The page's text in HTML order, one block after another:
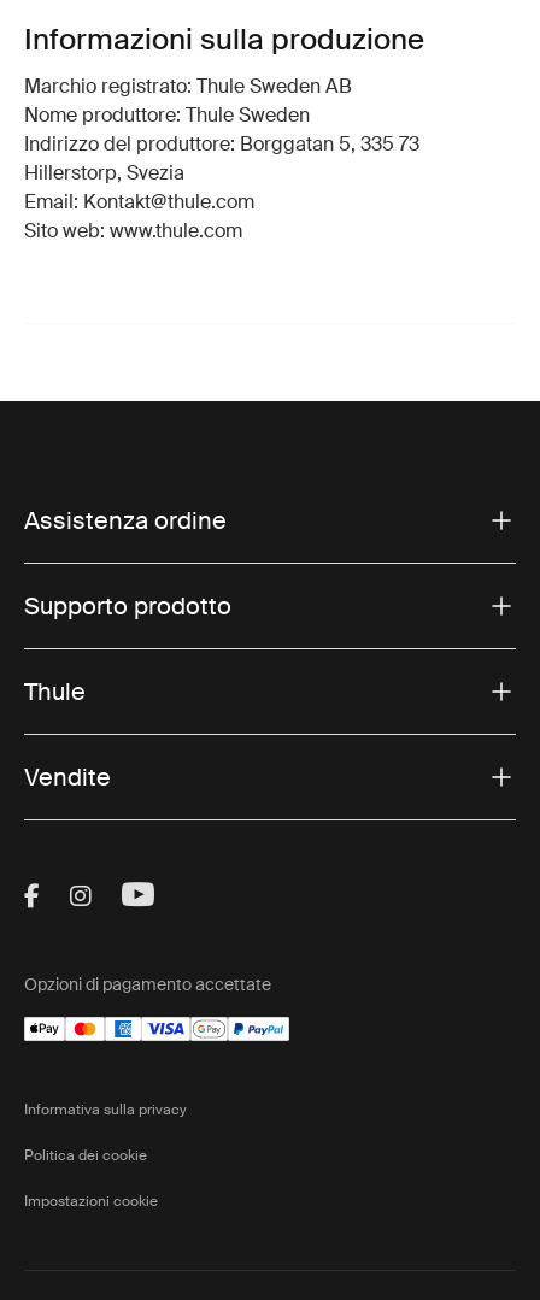
Informazioni sulla produzione
Marchio registrato: Thule Sweden AB
Nome produttore: Thule Sweden
Indirizzo del produttore: Borggatan 5, 335 73
Hillerstorp, Svezia
Email: Kontakt@thule.com
Sito web: www.thule.com
Assistenza ordine
Supporto prodotto
Thule
Vendite
Visit Thule on Facebook (external link)
Visit Thule on Instagram (external link)
Visit Thule on Youtube (external
Opzioni di pagamento accettate
Informativa sulla privacy
Politica dei cookie
Impostazioni cookie